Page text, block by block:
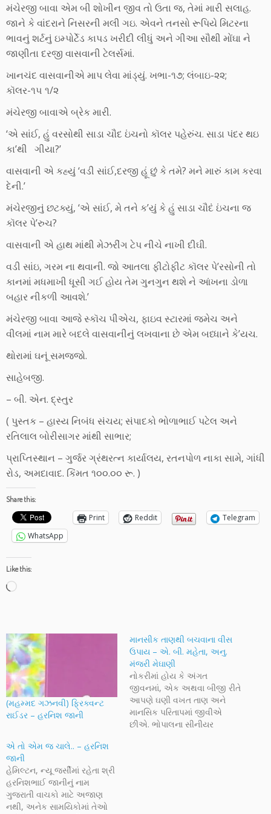
મંચેરજી બાવા એમ બી શોખીન જીવ તો ઉતા જ, તેમાં મારી સલાહ.
જાને કે વાંદરાને નિસરની મલી ગઇ. એવને તનસો રૂપિયે મિટરના
ભાવનું શર્ટનું ઇમ્પોર્ટેડ કાપડ ખરીદી લીધું અને ગીઆ સૌથી મોંઘા ને
જાણીતા દરજી વાસવાની ટેલર્સમાં.
ખાનચંદ વાસવાનીએ માપ લેવા માંડ્યું. ખભા-૧૭; લંબાઇ-૨૨;
કૉલર-૧૫ ૧/૨
મંચેરજી બાવાએ બ્રેક મારી.
‘એ સાંઈ, હું વરસોથી સાડા ચૌદ ઇંચનો કૉલર પહેરુંચ. સાડા પંદર થઇ
કા’થી ગીયા?’
વાસવાની એ કહ્યું ‘વડી સાંઈ,દરજી હૂં છું કે તમે? મને મારું કામ કરવા
દેની.’
મંચેરજીનું છટક્યું, ‘એ સાંઈ, મે તને ક’યું કે હું સાડા ચૌદં ઇંચના જ
કૉલર પે’રુચ?
વાસવાની એ હાથ માંથી મેઝરીંગ ટેપ નીચે નાખી દીઘી.
વડી સાંઇ, ગરમ ના થવાની. જો આતલા ફીટોફીટ કૉલર પે’રસોની તો
કાનમાં મધમાખી ધૂસી ગઈ હોય તેમ ગુનગુન થશે ને આંખના ડોળા
બહાર નીકળી આવશે.’
મંચેરજી બાવા આજે સ્કૉચ પીએચ, ફાઇવ સ્ટારમાં જમેચ અને
વીલમાં નામ મારે બદલે વાસવાનીનું લખવાના છે એમ બધ્ધાને કે’યચ.
થોરામાં ઘનૂં સમજજો.
સાહેબજી.
– બી. એન. દ્સ્તુર
( પુસ્તક – હાસ્ય નિબંધ સંચય; સંપાદકો ભોળાભાઈ પટેલ અને
રતિલાલ બોરીસાગર માંથી સાભાર;
પ્રાપ્તિસ્થાન – ગુર્જર ગ્રંથરત્ન કાર્યાલય, રતનપોળ નાકા સામે, ગાંધી
રોડ, અમદાવાદ. કિંમત ૧૦૦.૦૦ રૂ. )
Share this:
Print Reddit
Telegram
WhatsApp
Like this:
Loading…
(મહમ્મદ ગઝનવી) ફ્રિક્વન્ટ
રાઈડર – હરનિશ જાની
માનસીક તાણથી બચવાના વીસ
ઉપાય – એ. બી. મહેતા, અનુ.
મંજરી મેઘાણી
નોકરીમાં હોય કે અંગત
જીવનમાં, એક અથવા બીજી રીતે
આપણે ઘણી વખત તાણ અને
માનસિક પરિતાપમાં જીવીએ
છીએ. ભોપાલના સીનીયર
એ તો એમ જ ચાલે.. – હરનિશ
જાની
હેમિલ્ટન, ન્યૂ જર્સીમાં રહેતા શ્રી
હરનિશભાઈ જાનીનું નામ
ગુજરાતી વાચકો માટે અજાણ
નથી, અનેક સામયિકોમાં તેઓ